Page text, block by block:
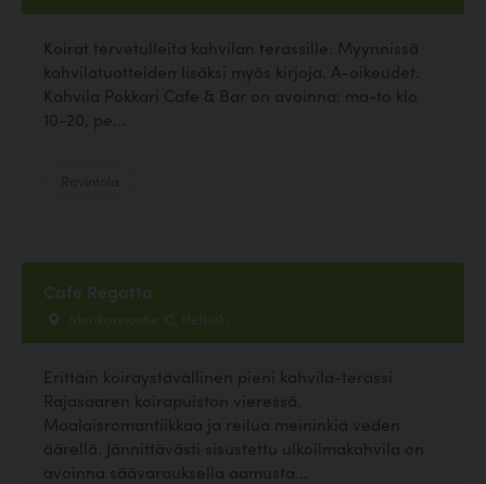
Koirat tervetulleita kahvilan terassille. Myynnissä
kahvilatuotteiden lisäksi myös kirjoja. A-oikeudet.
Kahvila Pokkari Cafe & Bar on avoinna: ma-to klo
10-20, pe...
Cafe Regatta
Merikannontie 10, Helsinki
Erittäin koiraystävällinen pieni kahvila-terassi
Rajasaaren koirapuiston vieressä.
Maalaisromantiikkaa ja reilua meininkiä veden
äärellä. Jännittävästi sisustettu ulkoilmakahvila on
avoinna säävarauksella aamusta...